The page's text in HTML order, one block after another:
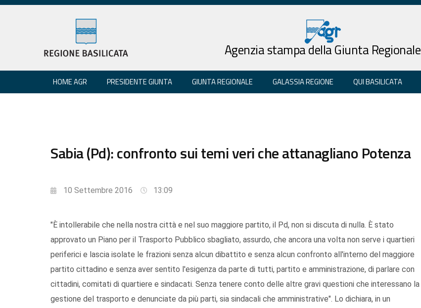
Agenzia stampa della Giunta Regionale
HOME AGR PRESIDENTE GIUNTA GIUNTA REGIONALE GALASSIA REGIONE QUI BASILICATA
Sabia (Pd): confronto sui temi veri che attanagliano Potenza
10 Settembre 2016 13:09
"È intollerabile che nella nostra città e nel suo maggiore partito, il Pd, non si discuta di nulla. È stato
approvato un Piano per il Trasporto Pubblico sbagliato, assurdo, che ancora una volta non serve i quartieri
periferici e lascia isolate le frazioni senza alcun dibattito e senza alcun confronto all'interno del maggiore
partito cittadino e senza aver sentito l'esigenza da parte di tutti, partito e amministrazione, di parlare con
cittadini, comitati di quartiere e sindacati. Senza tenere conto delle altre gravi questioni che interessano la
gestione del trasporto e denunciate da più parti, sia sindacali che amministrative". Lo dichiara, in un